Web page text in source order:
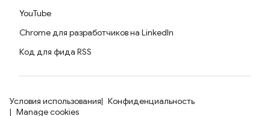
YouTube
Chrome для разработчиков на LinkedIn
Код для фида RSS
Условия использования
Конфиденциальность
Manage cookies